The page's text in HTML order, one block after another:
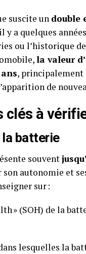
suscite un double
y a quelques
ou l’historique
la valeur
, principalement
de
clés à
la batterie
souvent
autonomie et
sur :
» (SOH) de la
lesquelles la